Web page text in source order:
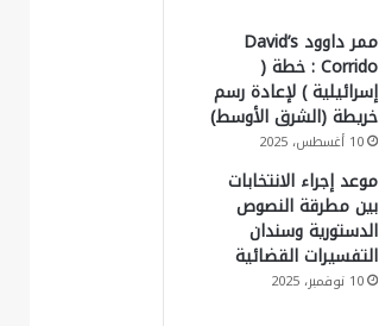
ممر داوود David’s
Corrido : خطة (
إسرائيلية ) لإعادة رسم
خريطة (الشرق الأوسط)
10 أغسطس، 2025
موعد إجراء الانتخابات
بين مطرقة النصوص
الدستورية وسندان
التفسيرات القضائية
10 نوفمبر، 2025